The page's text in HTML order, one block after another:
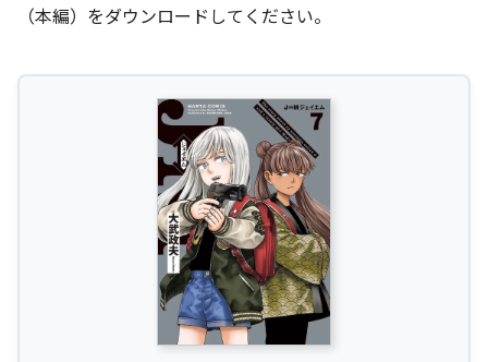
（本編）をダウンロードしてください。